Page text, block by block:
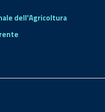
dell'Agricoltura